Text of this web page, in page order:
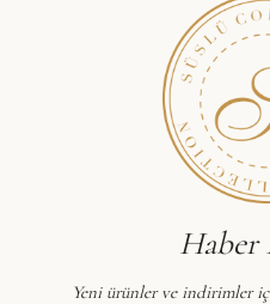
Haber
Yeni ürünler ve indirimler